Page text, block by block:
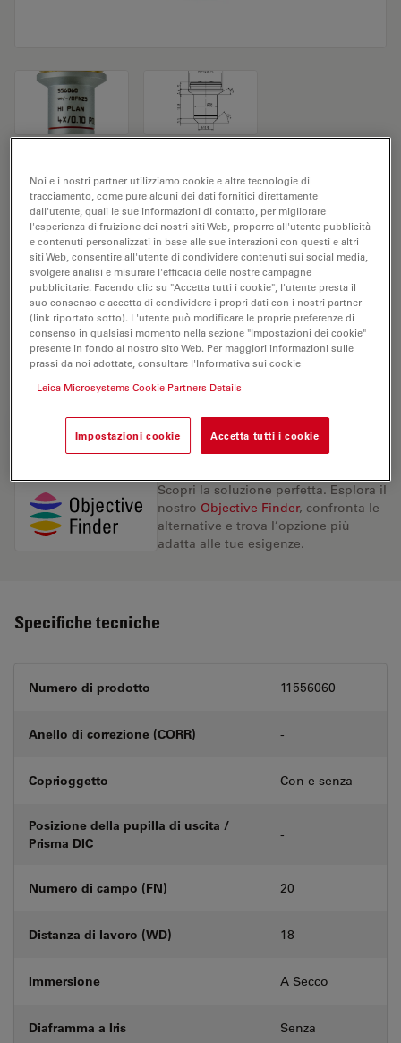
Obiettivo del microscopio HI PLAN 4x/0,10
POL
N. prodotto 11556060
L'obiettivo HI PLAN 4x/0,10 POL ha un ingrandimento
di 4X e un'apertura numerica di 0,1 mm. Adatto per
l'analisi dei campioni a secco, è provvisto di filettatura
M25, con una distanza di lavoro libera di 18 mm e un
FN pari a 20.
RICHIESTA DI PREVENTIVO
Scopri la soluzione perfetta. Esplora il
nostro Objective Finder, confronta le
alternative e trova l’opzione più
adatta alle tue esigenze.
Specifiche tecniche
Numero di prodotto 11556060
Anello di correzione (CORR) -
Coprioggetto Con e senza
Posizione della pupilla di uscita /
Prisma DIC
-
Numero di campo (FN) 20
Distanza di lavoro (WD) 18
Immersione A Secco
Diaframma a Iris Senza
Noi e i nostri partner utilizziamo cookie e altre tecnologie di
tracciamento, come pure alcuni dei dati fornitici direttamente
dall'utente, quali le sue informazioni di contatto, per migliorare
l'esperienza di fruizione dei nostri siti Web, proporre all'utente pubblicità
e contenuti personalizzati in base alle sue interazioni con questi e altri
siti Web, consentire all'utente di condividere contenuti sui social media,
svolgere analisi e misurare l'efficacia delle nostre campagne
pubblicitarie. Facendo clic su "Accetta tutti i cookie", l'utente presta il
suo consenso e accetta di condividere i propri dati con i nostri partner
(link riportato sotto). L'utente può modificare le proprie preferenze di
consenso in qualsiasi momento nella sezione "Impostazioni dei cookie"
presente in fondo al nostro sito Web. Per maggiori informazioni sulle
prassi da noi adottate, consultare l'Informativa sui cookie
Leica Microsystems Cookie Partners Details
Impostazioni cookie Accetta tutti i cookie